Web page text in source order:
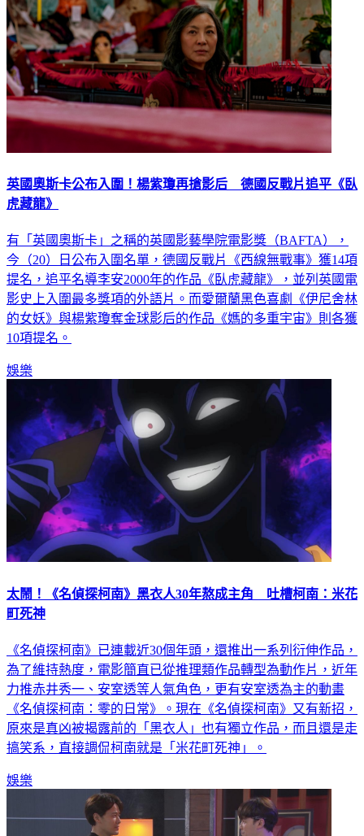
英國奧斯卡公布入圍！楊紫瓊再搶影后 德國反戰片追平《臥
虎藏龍》
有「英國奧斯卡」之稱的英國影藝學院電影獎（BAFTA），
今（20）日公布入圍名單，德國反戰片《西線無戰事》獲14項
提名，追平名導李安2000年的作品《臥虎藏龍》，並列英國電
影史上入圍最多獎項的外語片。而愛爾蘭黑色喜劇《伊尼舍林
的女妖》與楊紫瓊奪金球影后的作品《媽的多重宇宙》則各獲
10項提名。
娛樂
太鬧！《名偵探柯南》黑衣人30年熬成主角 吐槽柯南：米花
町死神
《名偵探柯南》已連載近30個年頭，還推出一系列衍伸作品，
為了維持熱度，電影簡直已從推理類作品轉型為動作片，近年
力推赤井秀一、安室透等人氣角色，更有安室透為主的動畫
《名偵探柯南：零的日常》。現在《名偵探柯南》又有新招，
原來是真凶被揭露前的「黑衣人」也有獨立作品，而且還是走
搞笑系，直接調侃柯南就是「米花町死神」。
娛樂